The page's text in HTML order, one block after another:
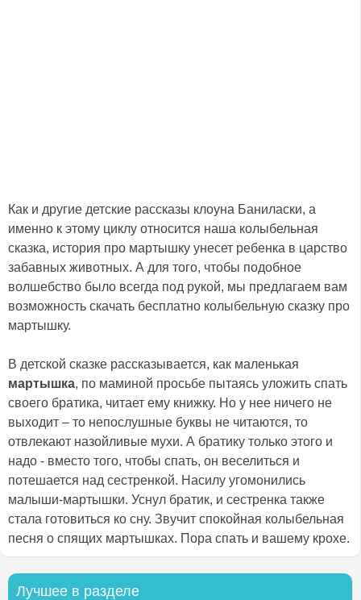
Как и другие детские рассказы клоуна Баниласки, а
именно к этому циклу относится наша колыбельная
сказка, история про мартышку унесет ребенка в царство
забавных животных. А для того, чтобы подобное
волшебство было всегда под рукой, мы предлагаем вам
возможность скачать бесплатно колыбельную сказку про
мартышку.
В детской сказке рассказывается, как маленькая
мартышка, по маминой просьбе пытаясь уложить спать
своего братика, читает ему книжку. Но у нее ничего не
выходит – то непослушные буквы не читаются, то
отвлекают назойливые мухи. А братику только этого и
надо - вместо того, чтобы спать, он веселиться и
потешается над сестренкой. Насилу угомонились
малыши-мартышки. Уснул братик, и сестренка также
стала готовиться ко сну. Звучит спокойная колыбельная
песня о спящих мартышках. Пора спать и вашему крохе.
Лучшее в разделе